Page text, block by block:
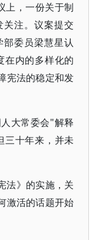
上，一份关于制
注。议案提交
委员梁慧星认
在内的多样化的
宪法的稳定和发
大常委会"解释
三十年来，并未
法》的实施，关
激活的话题开始